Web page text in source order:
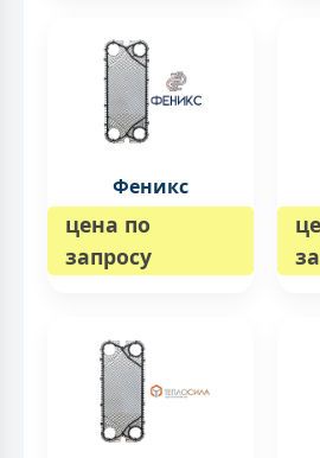
Феникс
цена по
запросу